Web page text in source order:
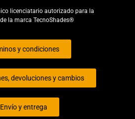
licenciatario autorizado para la
la marca TecnoShades®
y condiciones
devoluciones y cambios
Envío y entrega